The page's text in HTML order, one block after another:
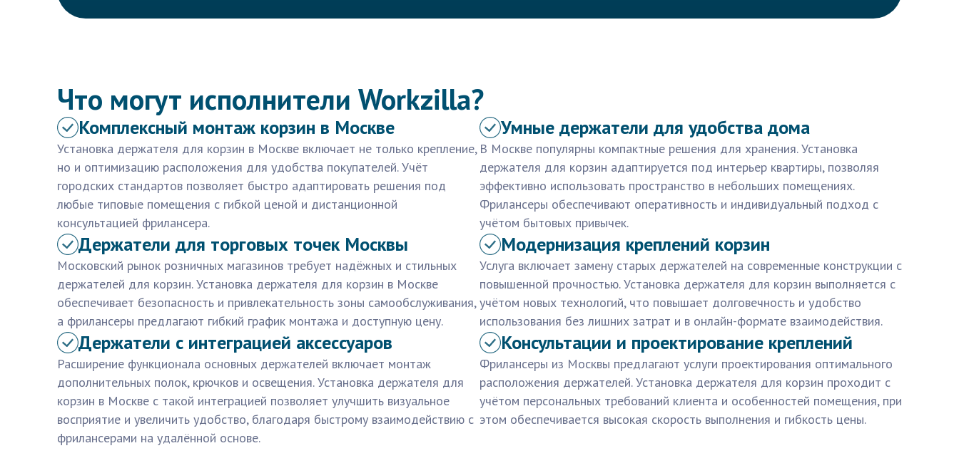
Что могут исполнители Workzilla?
Комплексный монтаж корзин в Москве
Установка держателя для корзин в Москве включает не только крепление,
но и оптимизацию расположения для удобства покупателей. Учёт
городских стандартов позволяет быстро адаптировать решения под
любые типовые помещения с гибкой ценой и дистанционной
консультацией фрилансера.
Умные держатели для удобства дома
В Москве популярны компактные решения для хранения. Установка
держателя для корзин адаптируется под интерьер квартиры, позволяя
эффективно использовать пространство в небольших помещениях.
Фрилансеры обеспечивают оперативность и индивидуальный подход с
учётом бытовых привычек.
Держатели для торговых точек Москвы
Московский рынок розничных магазинов требует надёжных и стильных
держателей для корзин. Установка держателя для корзин в Москве
обеспечивает безопасность и привлекательность зоны самообслуживания,
а фрилансеры предлагают гибкий график монтажа и доступную цену.
Модернизация креплений корзин
Услуга включает замену старых держателей на современные конструкции с
повышенной прочностью. Установка держателя для корзин выполняется с
учётом новых технологий, что повышает долговечность и удобство
использования без лишних затрат и в онлайн-формате взаимодействия.
Держатели с интеграцией аксессуаров
Расширение функционала основных держателей включает монтаж
дополнительных полок, крючков и освещения. Установка держателя для
корзин в Москве с такой интеграцией позволяет улучшить визуальное
восприятие и увеличить удобство, благодаря быстрому взаимодействию с
фрилансерами на удалённой основе.
Консультации и проектирование креплений
Фрилансеры из Москвы предлагают услуги проектирования оптимального
расположения держателей. Установка держателя для корзин проходит с
учётом персональных требований клиента и особенностей помещения, при
этом обеспечивается высокая скорость выполнения и гибкость цены.